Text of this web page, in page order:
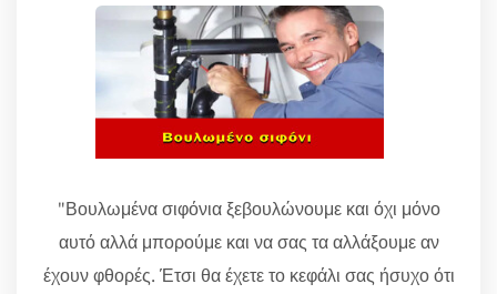
"Βουλωμένα σιφόνια ξεβουλώνουμε και όχι μόνο
αυτό αλλά μπορούμε και να σας τα αλλάξουμε αν
έχουν φθορές. Έτσι θα έχετε το κεφάλι σας ήσυχο ότι